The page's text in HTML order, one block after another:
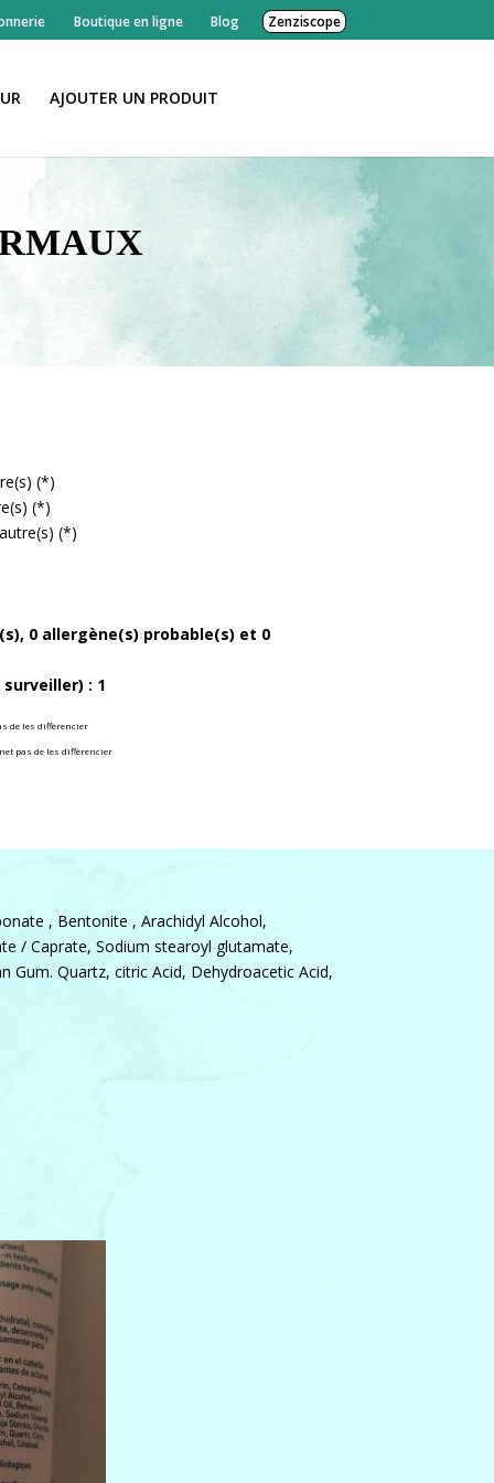
Boutique en ligne Blog Zenziscope
AJOUTER UN PRODUIT
(*)
(*)
(*)
0 allergène(s) probable(s) et 0
: 1
de les différencier
pas de les différencier
, Bentonite , Arachidyl Alcohol,
/ Caprate, Sodium stearoyl glutamate,
Gum. Quartz, citric Acid, Dehydroacetic Acid,